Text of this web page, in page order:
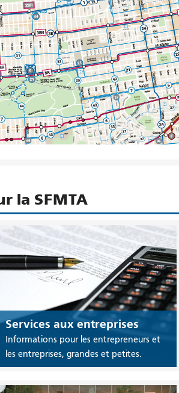
la SFMTA
Services aux entreprises
Informations pour les entrepreneurs et
les entreprises, grandes et petites.